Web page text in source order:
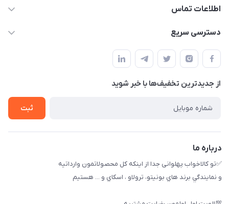
اطلاعات تماس
09174090037
09174090035
بوشهر ، بندر ديلم، خيابان ساحلي ، بازار كويتي، روبرو شيلات
پنجمين فروشگاه كالاخواب پهلواني
دسترسی سریع
حساب کاربری
راهنماي خريد
لیست محصولات
تماس با ما
از جدید‌ترین تخفیف‌ها با‌ خبر شوید
ثبت
درباره ما
✅تو كالاخواب پهلوانى جدا از اينكه كل محصولاتمون وارداتيه
و نمايندگي برند هاي بونيتو، ترولاو ، اسكاي و ... هستيم